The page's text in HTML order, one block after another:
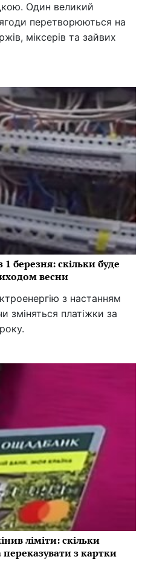
Один великий
перетворюються на
міксерів та зайвих
березня: скільки буде
весни
з настанням
зміняться платіжки за
ліміти: скільки
з картки